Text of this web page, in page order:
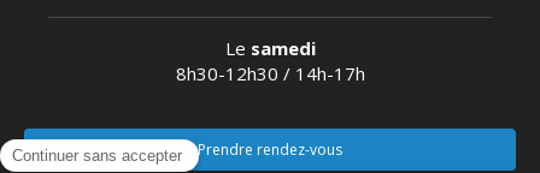
Le samedi
8h30-12h30 / 14h-17h
Prendre rendez-vous